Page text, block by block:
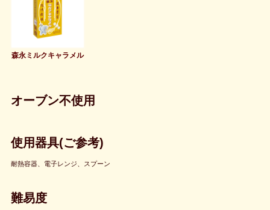
森永ミルクキャラメル
オーブン不使用
使用器具(ご参考)
耐熱容器、電子レンジ、スプーン
難易度